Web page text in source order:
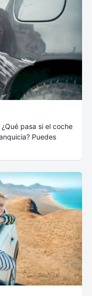
pasa si el coche
Puedes